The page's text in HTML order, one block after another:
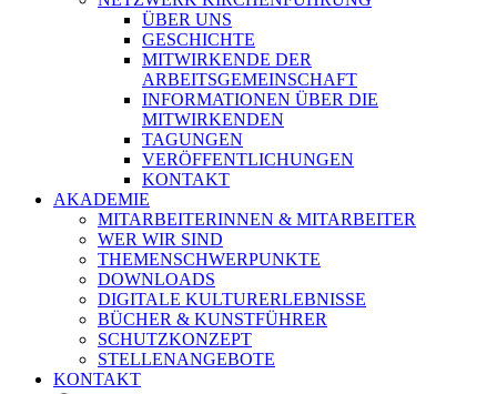
ÜBER UNS
GESCHICHTE
MITWIRKENDE DER
ARBEITSGEMEINSCHAFT
INFORMATIONEN ÜBER DIE
MITWIRKENDEN
TAGUNGEN
VERÖFFENTLICHUNGEN
KONTAKT
AKADEMIE
MITARBEITERINNEN & MITARBEITER
WER WIR SIND
THEMENSCHWERPUNKTE
DOWNLOADS
DIGITALE KULTURERLEBNISSE
BÜCHER & KUNSTFÜHRER
SCHUTZKONZEPT
STELLENANGEBOTE
KONTAKT